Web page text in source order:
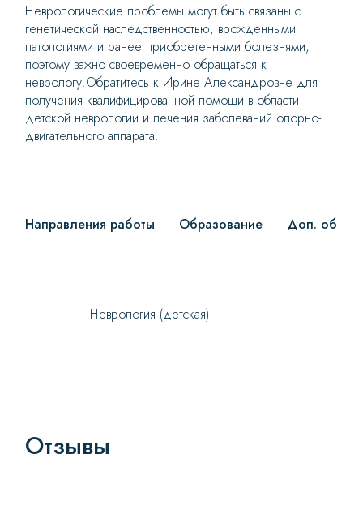
Неврологические проблемы могут быть связаны с
генетической наследственностью, врожденными
патологиями и ранее приобретенными болезнями,
поэтому важно своевременно обращаться к
неврологу.Обратитесь к Ирине Александровне для
получения квалифицированной помощи в области
детской неврологии и лечения заболеваний опорно-
двигательного аппарата.
Направления работы Образование Доп.
Неврология (детская)
Отзывы